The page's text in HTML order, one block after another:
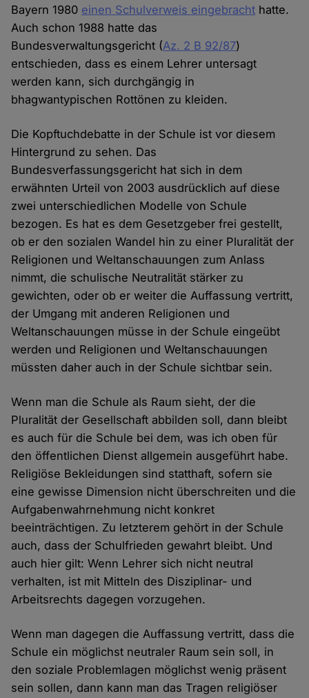
Bayern 1980 einen Schulverweis eingebracht hatte.
Auch schon 1988 hatte das
Bundesverwaltungsgericht (Az. 2 B 92/87)
entschieden, dass es einem Lehrer untersagt
werden kann, sich durchgängig in
bhagwantypischen Rottönen zu kleiden.
Die Kopftuchdebatte in der Schule ist vor diesem
Hintergrund zu sehen. Das
Bundesverfassungsgericht hat sich in dem
erwähnten Urteil von 2003 ausdrücklich auf diese
zwei unterschiedlichen Modelle von Schule
bezogen. Es hat es dem Gesetzgeber frei gestellt,
ob er den sozialen Wandel hin zu einer Pluralität der
Religionen und Weltanschauungen zum Anlass
nimmt, die schulische Neutralität stärker zu
gewichten, oder ob er weiter die Auffassung vertritt,
der Umgang mit anderen Religionen und
Weltanschauungen müsse in der Schule eingeübt
werden und Religionen und Weltanschauungen
müssten daher auch in der Schule sichtbar sein.
Wenn man die Schule als Raum sieht, der die
Pluralität der Gesellschaft abbilden soll, dann bleibt
es auch für die Schule bei dem, was ich oben für
den öffentlichen Dienst allgemein ausgeführt habe.
Religiöse Bekleidungen sind statthaft, sofern sie
eine gewisse Dimension nicht überschreiten und die
Aufgabenwahrnehmung nicht konkret
beeinträchtigen. Zu letzterem gehört in der Schule
auch, dass der Schulfrieden gewahrt bleibt. Und
auch hier gilt: Wenn Lehrer sich nicht neutral
verhalten, ist mit Mitteln des Disziplinar- und
Arbeitsrechts dagegen vorzugehen.
Wenn man dagegen die Auffassung vertritt, dass die
Schule ein möglichst neutraler Raum sein soll, in
den soziale Problemlagen möglichst wenig präsent
sein sollen, dann kann man das Tragen religiöser